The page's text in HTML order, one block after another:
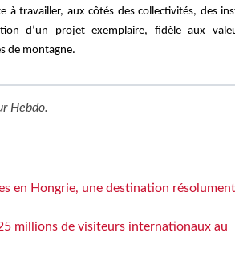
travailler, aux côtés des collectivités, des
d’un projet exemplaire, fidèle aux
de montagne.
Hebdo.
en Hongrie, une destination
millions de visiteurs internationaux au